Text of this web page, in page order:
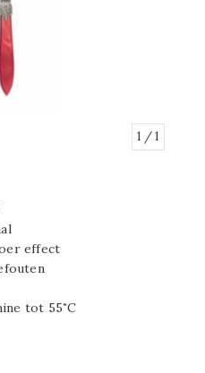
1 / 1
effect
tot 55˚C